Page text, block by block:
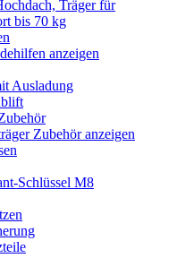
Träger für
bis 70 kg
anzeigen
Ausladung
Zubehör anzeigen
Schlüssel M8